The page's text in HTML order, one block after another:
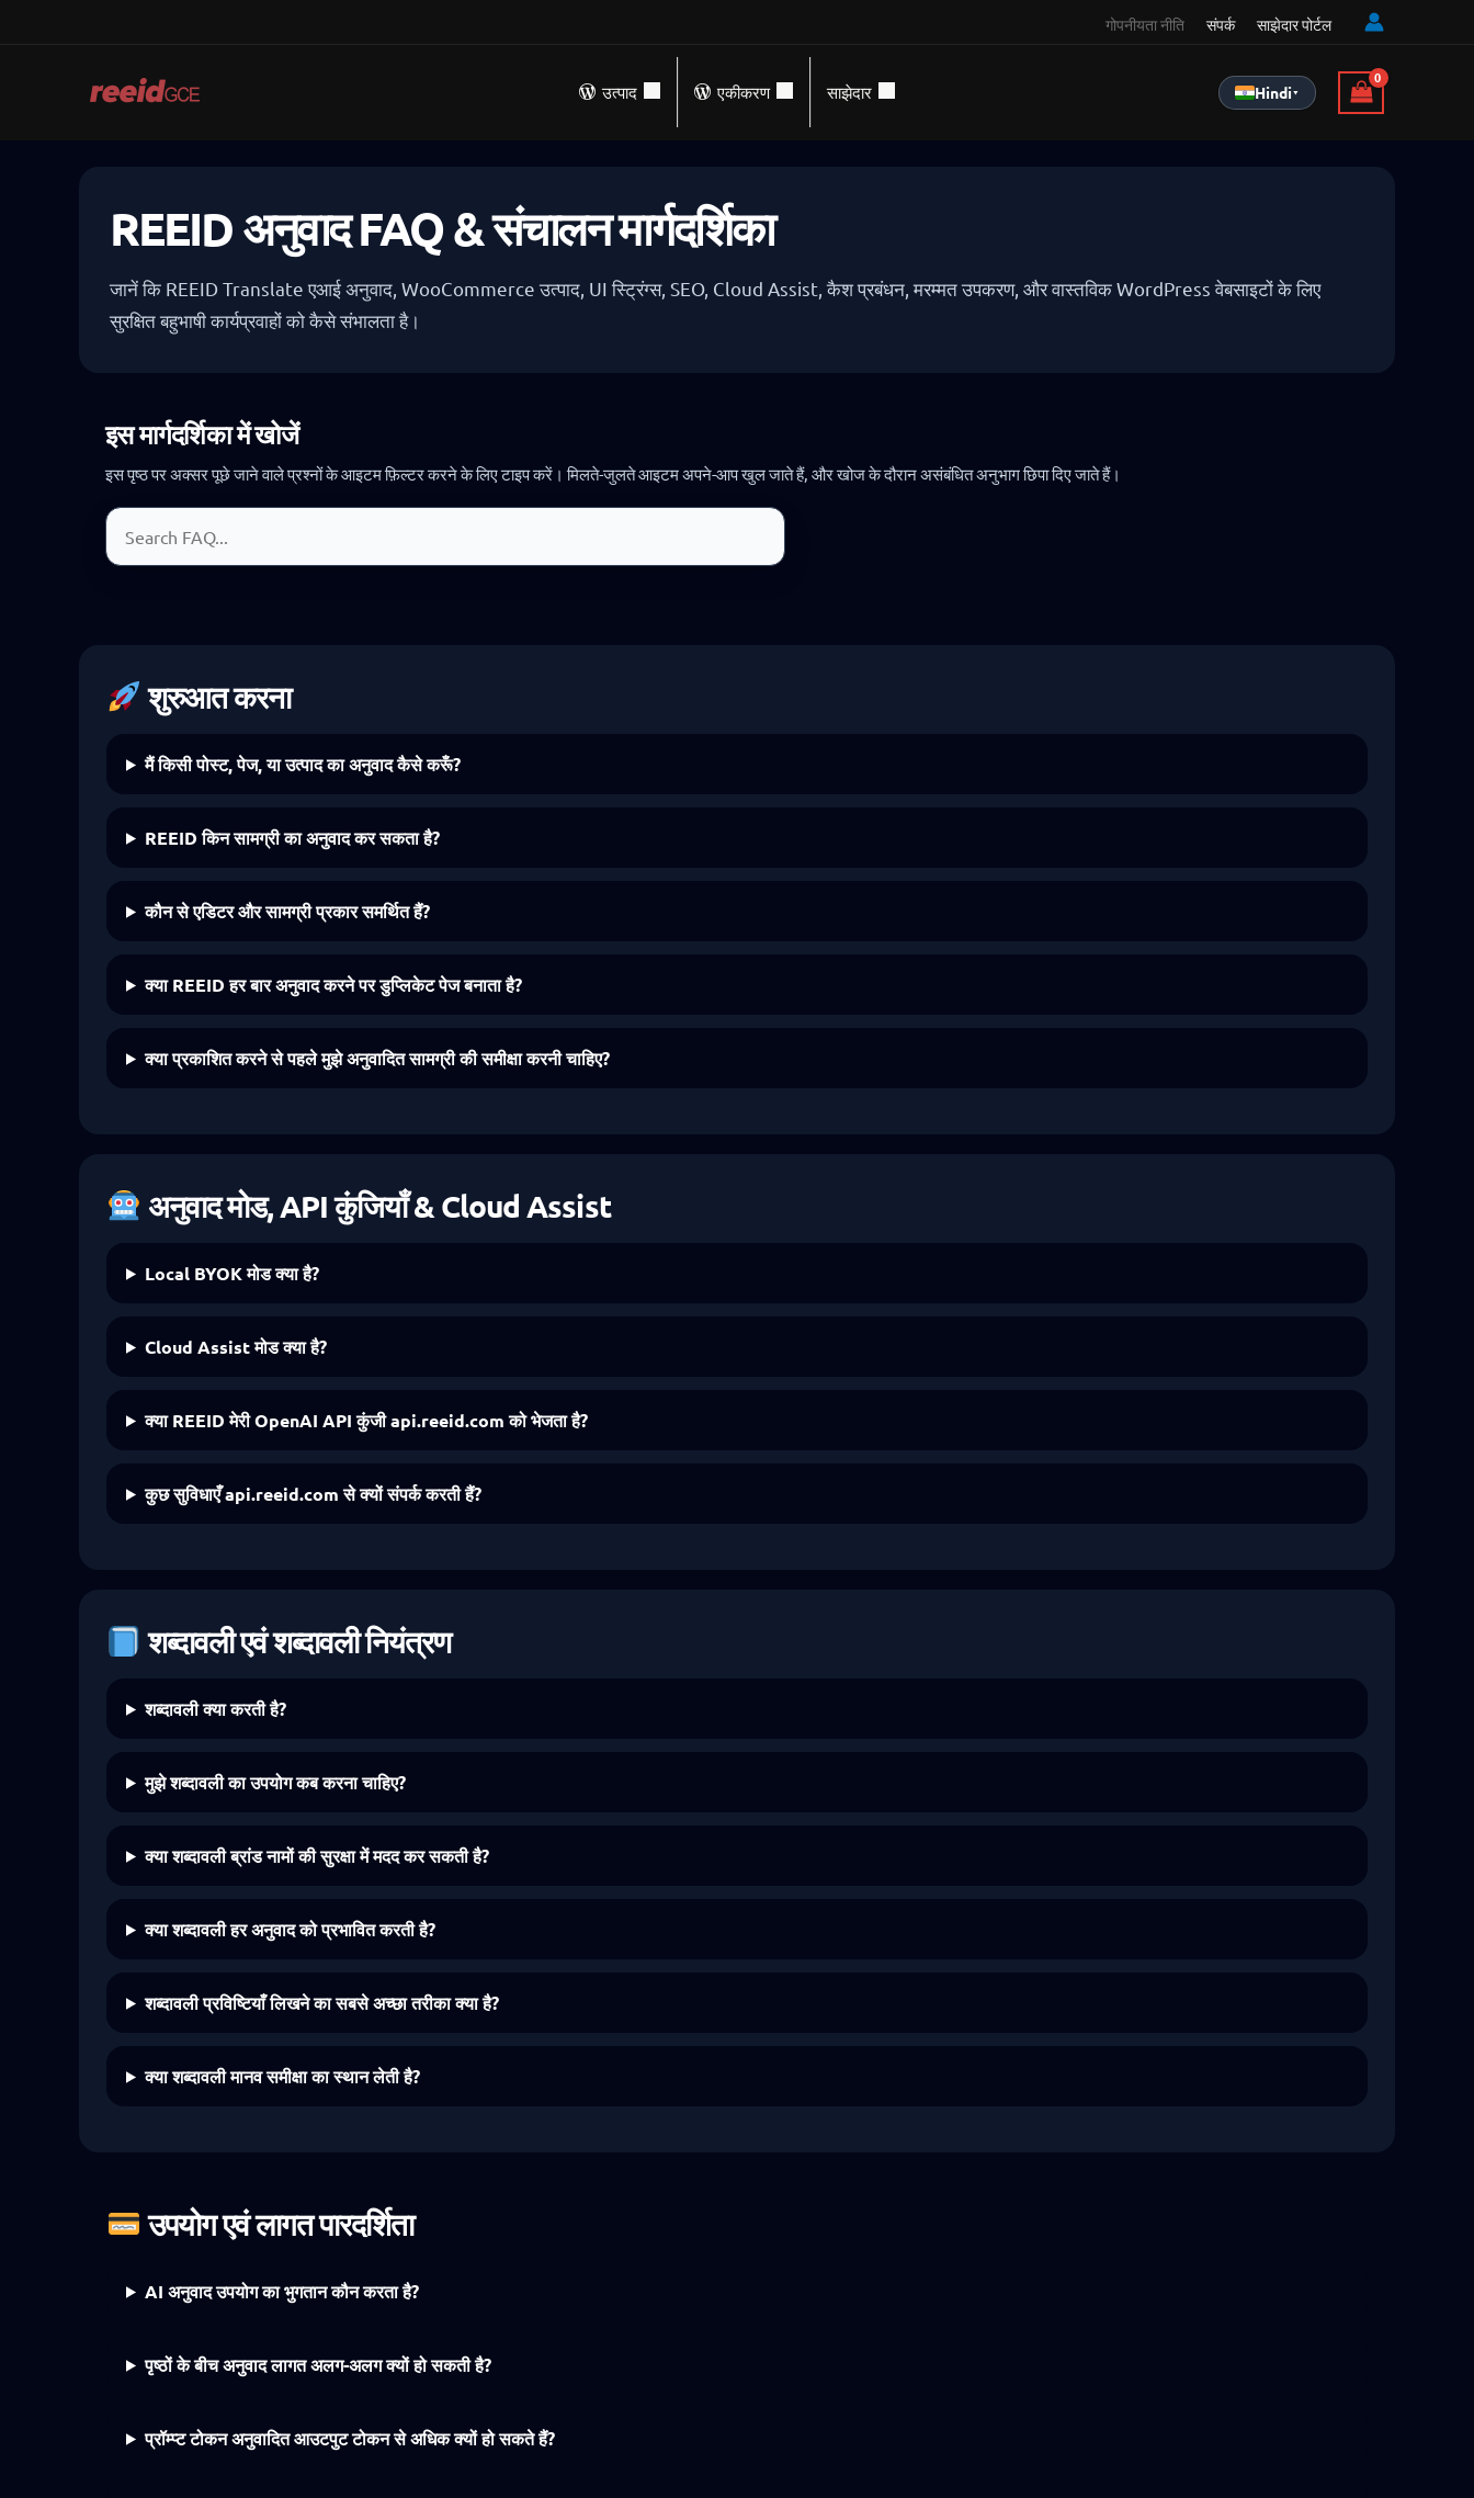
गोपनीयता नीति संपर्क साझेदार पोर्टल
उत्पाद एकीकरण साझेदार Hindi▾
REEID अनुवाद FAQ & संचालन मार्गदर्शिका
जानें कि REEID Translate एआई अनुवाद, WooCommerce उत्पाद, UI स्ट्रिंग्स, SEO, Cloud Assist, कैश प्रबंधन, मरम्मत उपकरण, और वास्तविक WordPress वेबसाइटों के लिए
सुरक्षित बहुभाषी कार्यप्रवाहों को कैसे संभालता है।
इस मार्गदर्शिका में खोजें
इस पृष्ठ पर अक्सर पूछे जाने वाले प्रश्नों के आइटम फ़िल्टर करने के लिए टाइप करें। मिलते-जुलते आइटम अपने-आप खुल जाते हैं, और खोज के दौरान असंबंधित अनुभाग छिपा दिए जाते हैं।
अक्सर पूछे जाने वाले प्रश्न खोजें
शुरुआत करना
मैं किसी पोस्ट, पेज, या उत्पाद का अनुवाद कैसे करूँ?
REEID किन सामग्री का अनुवाद कर सकता है?
कौन से एडिटर और सामग्री प्रकार समर्थित हैं?
क्या REEID हर बार अनुवाद करने पर डुप्लिकेट पेज बनाता है?
क्या प्रकाशित करने से पहले मुझे अनुवादित सामग्री की समीक्षा करनी चाहिए?
अनुवाद मोड, API कुंजियाँ & Cloud Assist
Local BYOK मोड क्या है?
Cloud Assist मोड क्या है?
क्या REEID मेरी OpenAI API कुंजी api.reeid.com को भेजता है?
कुछ सुविधाएँ api.reeid.com से क्यों संपर्क करती हैं?
शब्दावली एवं शब्दावली नियंत्रण
शब्दावली क्या करती है?
मुझे शब्दावली का उपयोग कब करना चाहिए?
क्या शब्दावली ब्रांड नामों की सुरक्षा में मदद कर सकती है?
क्या शब्दावली हर अनुवाद को प्रभावित करती है?
शब्दावली प्रविष्टियाँ लिखने का सबसे अच्छा तरीका क्या है?
क्या शब्दावली मानव समीक्षा का स्थान लेती है?
उपयोग एवं लागत पारदर्शिता
AI अनुवाद उपयोग का भुगतान कौन करता है?
पृष्ठों के बीच अनुवाद लागत अलग-अलग क्यों हो सकती है?
प्रॉम्प्ट टोकन अनुवादित आउटपुट टोकन से अधिक क्यों हो सकते हैं?